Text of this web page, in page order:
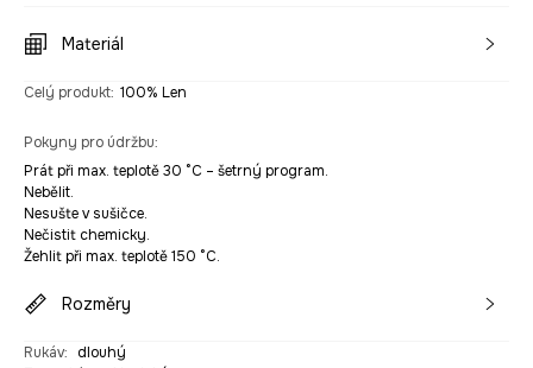
Materiál
Celý produkt: 100% Len
Pokyny pro údržbu:
Prát při max. teplotě 30 °C – šetrný program.
Nebělit.
Nesušte v sušičce.
Nečistit chemicky.
Žehlit při max. teplotě 150 °C.
Rozměry
Rukáv:
dlouhý